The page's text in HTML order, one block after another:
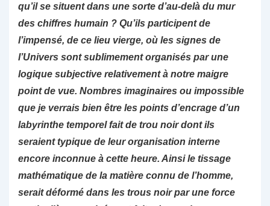
qu’il se situent dans une sorte d’au-delà du mur
des chiffres humain ? Qu’ils participent de
l’impensé, de ce lieu vierge, où les signes de
l’Univers sont sublimement organisés par une
logique subjective relativement à notre maigre
point de vue. Nombres imaginaires ou impossible
que je verrais bien être les points d’encrage d’un
labyrinthe temporel fait de trou noir dont ils
seraient typique de leur organisation interne
encore inconnue à cette heure. Ainsi le tissage
mathématique de la matière connu de l’homme,
serait déformé dans les trous noir par une force